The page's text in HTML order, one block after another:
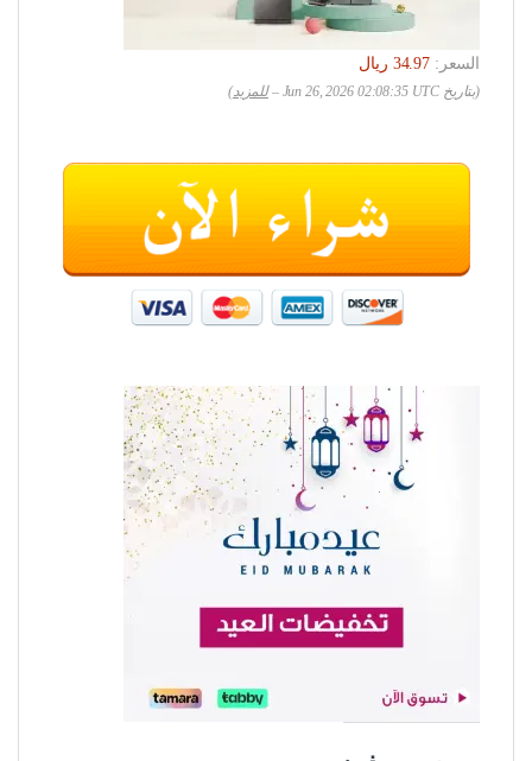
السعر:
‏34.97 ريال
(بتاريخ Jun 26, 2026 02:08:35 UTC – للمزيد)